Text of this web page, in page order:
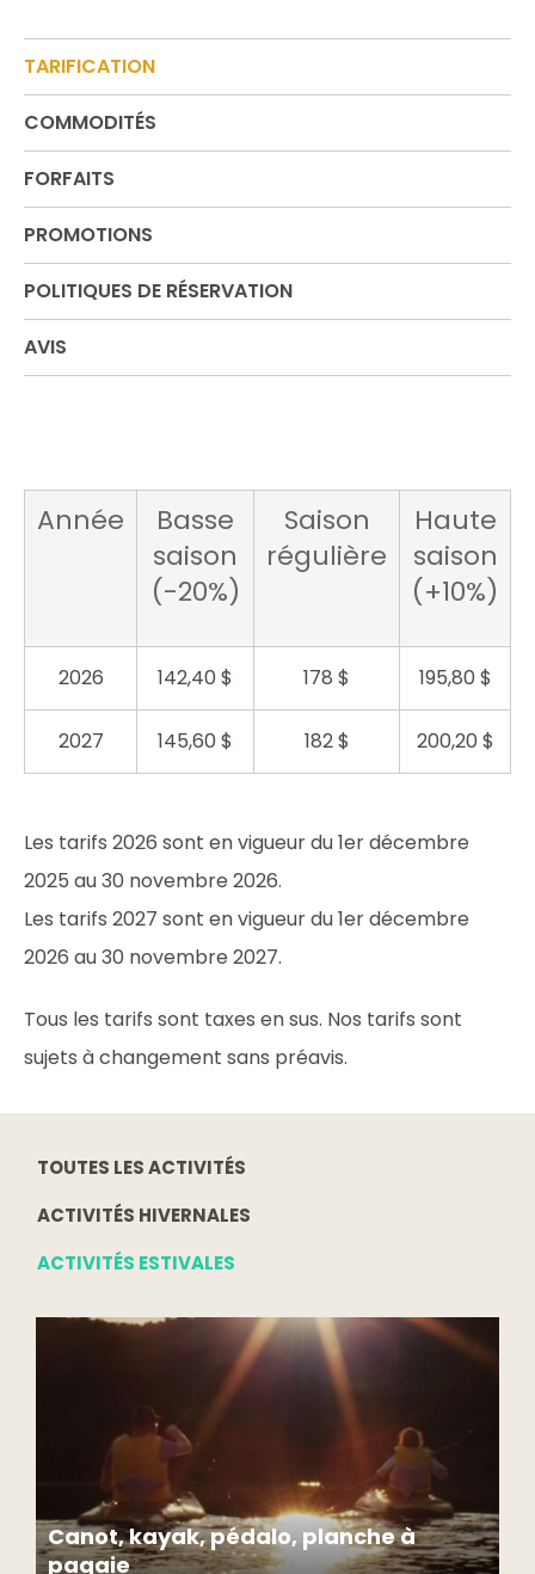
TARIFICATION
COMMODITÉS
FORFAITS
PROMOTIONS
POLITIQUES DE RÉSERVATION
AVIS
Année
Basse
saison
(-20%)
Saison
régulière
Haute
saison
(+10%)
2026 142,40 $ 178 $ 195,80 $
2027 145,60 $ 182 $ 200,20 $
Les tarifs 2026 sont en vigueur du 1er décembre
2025 au 30 novembre 2026.
Les tarifs 2027 sont en vigueur du 1er décembre
2026 au 30 novembre 2027.
Tous les tarifs sont taxes en sus. Nos tarifs sont
sujets à changement sans préavis.
TOUTES LES ACTIVITÉS
ACTIVITÉS HIVERNALES
ACTIVITÉS ESTIVALES
Canot, kayak, pédalo, planche à
pagaie